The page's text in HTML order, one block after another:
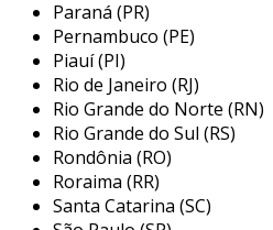
reparos de pressão mínima e
válvula termostática,
componente esteja em perfeito
funcionamento.
entenda mais sobre a
da manutenção em
ar parafuso
Paraná (PR)
Pernambuco (PE)
Piauí (PI)
Rio de Janeiro (RJ)
Rio Grande do Norte (RN)
Rio Grande do Sul (RS)
Rondônia (RO)
Roraima (RR)
Santa Catarina (SC)